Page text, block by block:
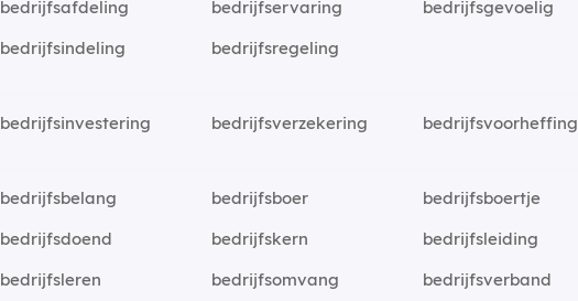
bedrijfsafdeling bedrijfservaring
bedrijfsgevoelig
bedrijfsindeling
bedrijfsregeling
bedrijfsinvestering bedrijfsverzekering bedrijfsvoorheffing
bedrijfsbelang bedrijfsboer
bedrijfsboertje
bedrijfsdoend
bedrijfskern
bedrijfsleiding
bedrijfsleren
bedrijfsomvang bedrijfsverband